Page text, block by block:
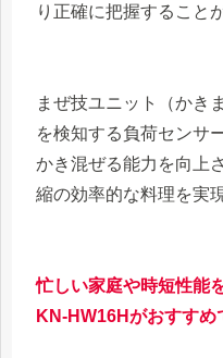
り正確に把握すること
まぜ技ユニット（かき
を検知する負荷センサ
かき混ぜる能力を向上
縮の効率的な料理を実
忙しい家庭や時短性能
KN-HW16Hがおすすめ